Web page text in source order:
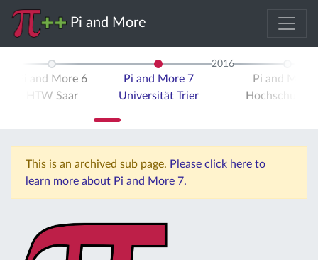
Pi and More
Pi and More 6
HTW Saar
Pi and More 7
Universität Trier
2016
Pi and More
Hochschule
This is an archived sub page. Please click here to
learn more about Pi and More 7.